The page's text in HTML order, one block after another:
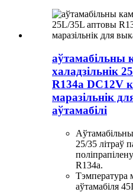
аўтамабільны
халадзільнік
R134a DC12V
маразільнік
аўтамабілі
25/35 літраў
R134a.
Тэмпература
аўтамабіля